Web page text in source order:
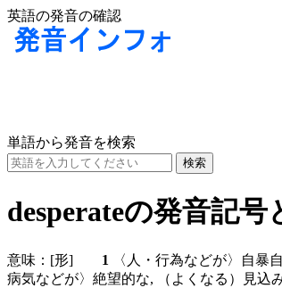
英語の発音の確認
単語から発音を検索
desperateの発音記号
意味： [形] 1 〈人・行為などが〉自
病気などが〉絶望的な, （よくなる）見